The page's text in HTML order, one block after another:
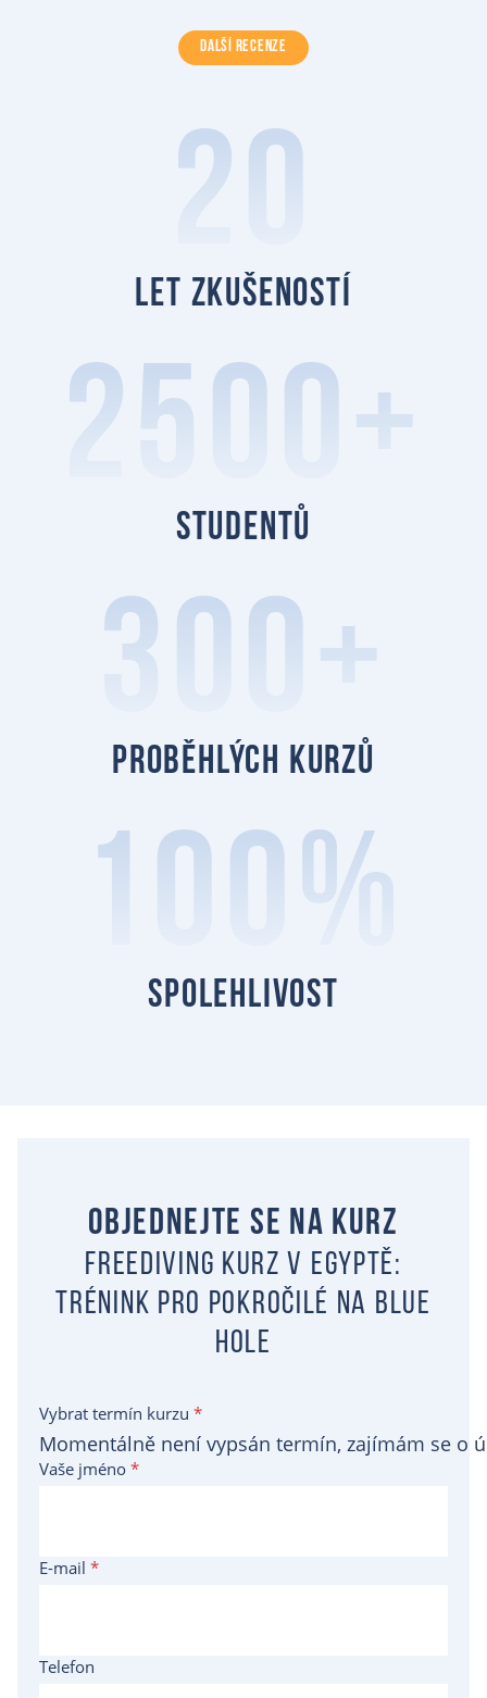
DALŠÍ RECENZE
20
let zkušeností
2500+
studentů
300+
proběhlých kurzů
100%
spolehlivost
Objednejte se na kurz
Freediving kurz v Egyptě:
trénink pro pokročilé na Blue
Hole
Vybrat termín kurzu *
Vaše jméno *
E-mail *
Telefon